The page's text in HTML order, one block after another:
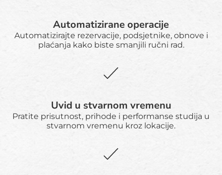
Automatizirane operacije
Automatizirajte rezervacije, podsjetnike, obnove i
plaćanja kako biste smanjili ručni rad.
Uvid u stvarnom vremenu
Pratite prisutnost, prihode i performanse studija u
stvarnom vremenu kroz lokacije.